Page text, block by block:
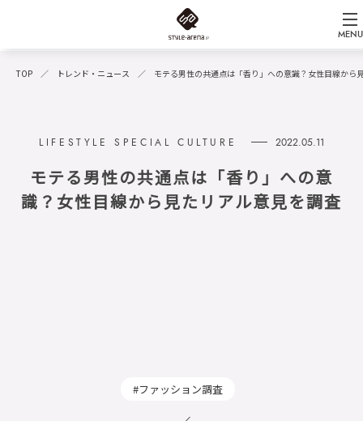
MENU
TOP トレンド・ニュース モテる男性の共通点は「香り」への意識？女性目線から
2022.05.11
モテる男性の共通点は「香り」への意
識？女性目線から見たリアル意見を調査
ファッション調査